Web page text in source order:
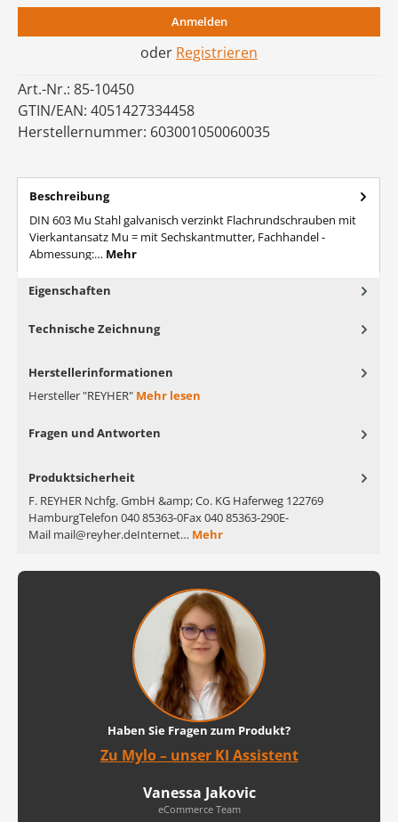
Anmelden
oder Registrieren
Art.-Nr.: 85-10450
GTIN/EAN: 4051427334458
Herstellernummer: 603001050060035
Beschreibung
DIN 603 Mu Stahl galvanisch verzinkt Flachrundschrauben mit
Vierkantansatz Mu = mit Sechskantmutter, Fachhandel -
Abmessung:… Mehr
Eigenschaften
Technische Zeichnung
Herstellerinformationen
Hersteller "REYHER" Mehr lesen
Fragen und Antworten
Produktsicherheit
F. REYHER Nchfg. GmbH &amp; Co. KG Haferweg 122769
HamburgTelefon 040 85363-0Fax 040 85363-290E-
Mail mail@reyher.deInternet… Mehr
Haben Sie Fragen zum Produkt?
Zu Mylo – unser KI Assistent
Vanessa Jakovic
eCommerce Team